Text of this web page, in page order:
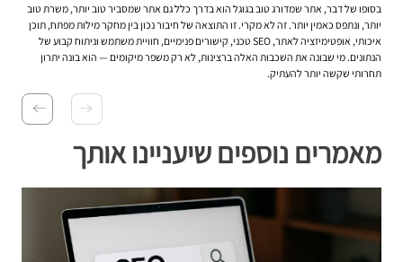
בסופו של דבר, אתר שמדורג טוב בגוגל הוא בדרך כלל גם אתר שמסביר טוב יותר, משרת טוב
יותר, ונתפס כאמין יותר. זה לא מקרי. זו התוצאה של חיבור נכון בין מחקר מילות מפתח, תוכן
איכותי, אופטימיזציה לאתר, SEO טכני, קישורים פנימיים, חוויית משתמש וניתוח קבוע של
הנתונים. מי שבונה את השכבות האלה ברצינות, לא רק משפר מיקומים — הוא בונה יתרון
תחרותי שקשה יותר להעתיק.
מאמרים נוספים שיעניינו אותך